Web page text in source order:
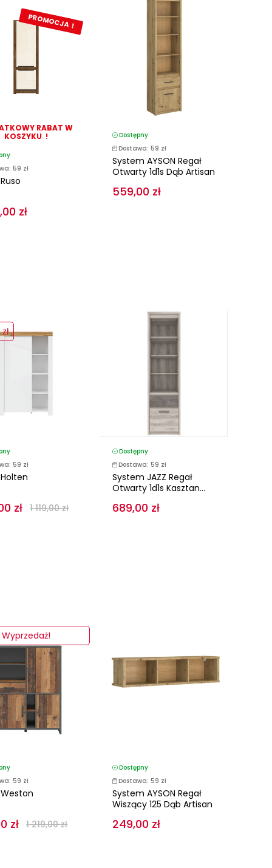
PROMOCJA !
RABAT W
KOSZYKU !
59 zł
zł
Dostępny
Dostawa: 59 zł
System AYSON Regał
Otwarty 1d1s Dąb Artisan
559,00 zł
59 zł
zł 1 119,00 zł
Dostępny
Dostawa: 59 zł
System JAZZ Regał
Otwarty 1d1s Kasztan...
689,00 zł
59 zł
Weston
zł 1 219,00 zł
Wyprzedaż!
Dostępny
Dostawa: 59 zł
System AYSON Regał
Wiszący 125 Dąb Artisan
249,00 zł